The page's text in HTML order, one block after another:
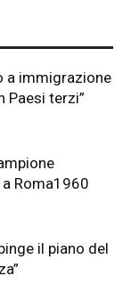
a immigrazione
Paesi terzi”
Roma1960
il piano del